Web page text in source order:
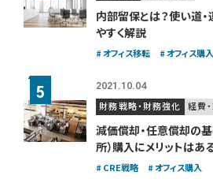
内部留保とは？使い道
やすく解説
オフィス移転 オフィス購入
2021.10.04
財務戦略・財務強化 経費
減価償却・任意償却の基
所）購入にメリットはあ
CRE戦略 オフィス購入